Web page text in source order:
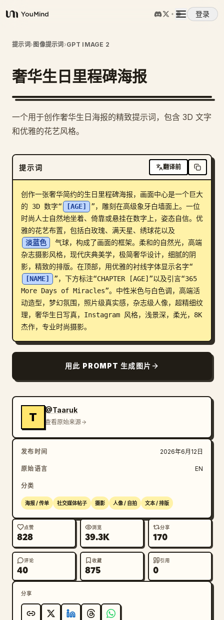
YouMind
登录
概览
使用案例
定价
下载
博客
更新
提示词› 图像提示词 ›GPT IMAGE 2
奢华生日里程碑海报
一个用于创作奢华生日海报的精致提示词，包含 3D 文字
和优雅的花艺风格。
提示词 翻译前
创作一张奢华简约的生日里程碑海报，画面中心是一个巨大
的 3D 数字“
[AGE]
”，雕刻在高级象牙白墙面上。一位
时尚人士自然地坐着、倚靠或悬挂在数字上，姿态自信。优
雅的花艺布置，包括白玫瑰、满天星、绣球花以及
淡蓝色
气球，构成了画面的框架。柔和的自然光，高端
杂志摄影风格，现代庆典美学，极简奢华设计，细腻的阴
影，精致的排版。在顶部，用优雅的衬线字体显示名字“
[NAME]
”，下方标注“CHAPTER [AGE]”以及引言“365
More Days of Miracles”。中性米色与白色调，高端活
动造型，梦幻氛围，照片级真实感，杂志级人像，超精细纹
理，奢华生日写真，Instagram 风格，浅景深，柔光，8K
杰作，专业时尚摄影。
用此 PROMPT 生成图片
T
@Taaruk
查看原始来源
发布时间 2026年6月12日
原始语言 EN
分类
海报 / 传单 社交媒体帖子 摄影 人像 / 自拍 文本 / 排版
点赞
828
浏览
39.3K
分享
170
评论
40
收藏
875
引用
0
分享